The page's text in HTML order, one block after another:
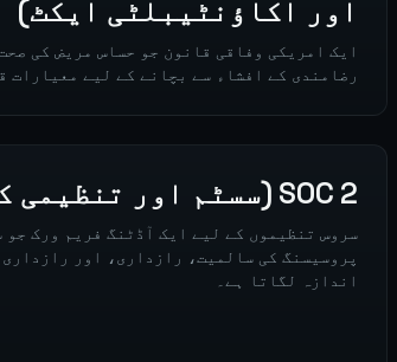
اور اکاؤنٹیبلٹی ایکٹ)
ایک امریکی وفاقی قانون جو حساس مریض کی
رضامندی کے افشاء سے بچانے کے لیے معیارات
SOC 2 (سسٹم اور تنظیمی کنٹرول 2)
سروس تنظیموں کے لیے ایک آڈٹنگ فریم ورک جو
پروسیسنگ کی سالمیت، رازداری، اور
اندازہ لگاتا ہے۔